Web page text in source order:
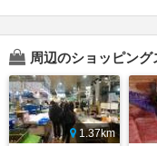
周辺のショッピング
1.37km